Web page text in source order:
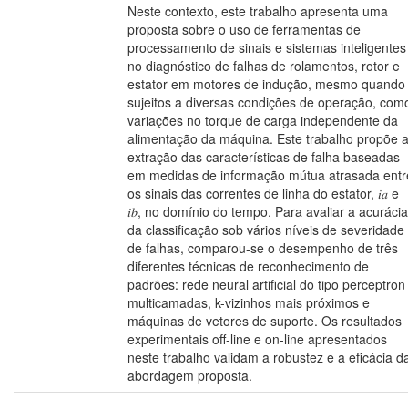
Neste contexto, este trabalho apresenta uma
proposta sobre o uso de ferramentas de
processamento de sinais e sistemas inteligentes
no diagnóstico de falhas de rolamentos, rotor e
estator em motores de indução, mesmo quando
sujeitos a diversas condições de operação,
variações no torque de carga independente da
alimentação da máquina. Este trabalho propõe a
extração das características de falha baseadas
em medidas de informação mútua atrasada
os sinais das correntes de linha do estator, 𝑖𝑎 e
𝑖𝑏, no domínio do tempo. Para avaliar a acurácia
da classificação sob vários níveis de severidade
de falhas, comparou-se o desempenho de três
diferentes técnicas de reconhecimento de
padrões: rede neural artificial do tipo perceptron
multicamadas, k-vizinhos mais próximos e
máquinas de vetores de suporte. Os resultados
experimentais off-line e on-line apresentados
neste trabalho validam a robustez e a eficácia
abordagem proposta.